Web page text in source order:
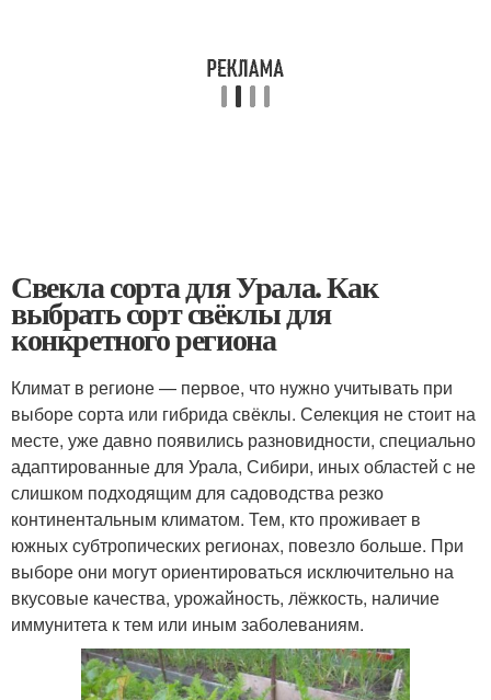
Свекла сорта для Урала. Как
выбрать сорт свёклы для
конкретного региона
Климат в регионе — первое, что нужно учитывать при
выборе сорта или гибрида свёклы. Селекция не стоит на
месте, уже давно появились разновидности, специально
адаптированные для Урала, Сибири, иных областей с не
слишком подходящим для садоводства резко
континентальным климатом. Тем, кто проживает в
южных субтропических регионах, повезло больше. При
выборе они могут ориентироваться исключительно на
вкусовые качества, урожайность, лёжкость, наличие
иммунитета к тем или иным заболеваниям.